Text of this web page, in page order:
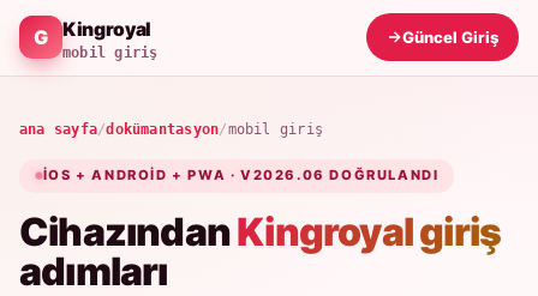
Kingroyal
mobil giriş
Güncel Giriş
ana sayfa/dokümantasyon/mobil giriş
IOS + ANDROID + PWA · V2026.06 DOĞRULANDI
CihazındanKingroyal giriş
adımları